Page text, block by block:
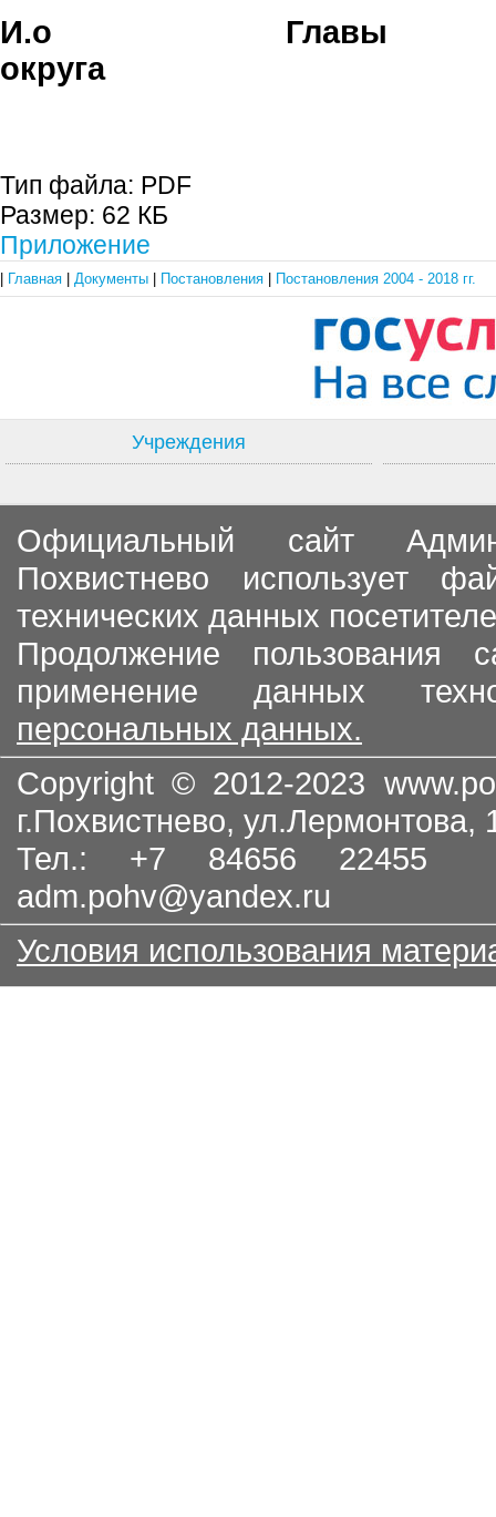
И.о Главы
округа Н.Н.
Тип файла: PDF
Размер: 62 КБ
Приложение
Главная Документы Постановления Постановления 2004 - 2018 гг.
Учреждения
Официальный сайт
Похвистнево использует
технических данных
Продолжение пользования
применение данных
персональных данных.
Copyright © 2012-2023
г.Похвистнево, ул.Лермонтова,
Тел.: +7 84656
adm.pohv@yandex.ru
Условия использования